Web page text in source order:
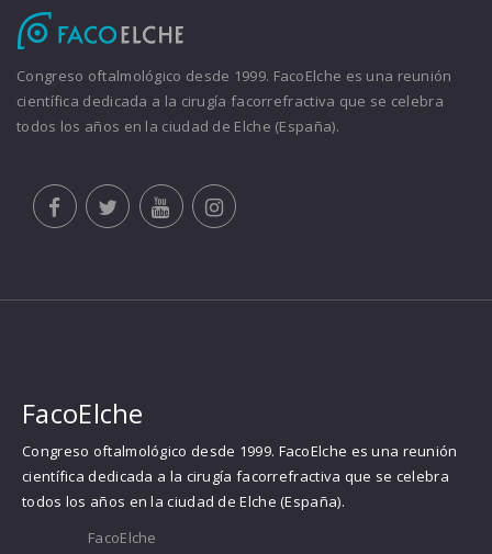
Congreso oftalmológico desde 1999. FacoElche es una reunión
científica dedicada a la cirugía facorrefractiva que se celebra
todos los años en la ciudad de Elche (España).
FacoElche
Congreso oftalmológico desde 1999. FacoElche es una reunión
científica dedicada a la cirugía facorrefractiva que se celebra
todos los años en la ciudad de Elche (España).
FacoElche